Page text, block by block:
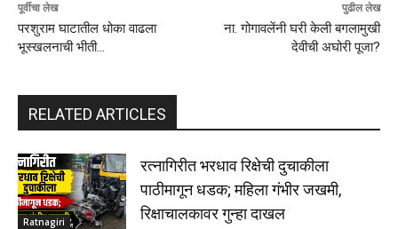
पूर्वीचा लेख
परशुराम घाटातील धोका वाढला
भूस्खलनाची भीती…
पुढील लेख
ना. गोगावलेंनी घरी केली बगलामुखी
देवीची अघोरी पूजा?
RELATED ARTICLES
Ratnagiri
रत्नागिरीत भरधाव रिक्षेची दुचाकीला
पाठीमागून धडक; महिला गंभीर जखमी,
रिक्षाचालकावर गुन्हा दाखल